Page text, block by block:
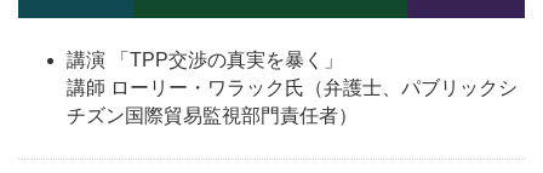
講演 「TPP交渉の真実を暴く」
講師 ローリー・ワラック氏（弁護士、パブリックシ
チズン国際貿易監視部門責任者）